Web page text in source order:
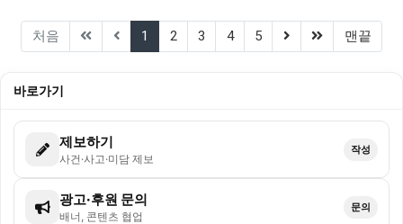
처음 1 (current)
2 3 4 5 (next)(last)맨끝
바로가기
제보하기
사건·사고·미담 제보
작성
광고·후원 문의
배너, 콘텐츠 협업
문의